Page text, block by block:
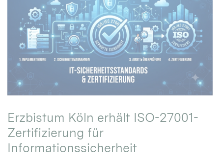
Erzbistum Köln erhält ISO-27001-
Zertifizierung für
Informationssicherheit